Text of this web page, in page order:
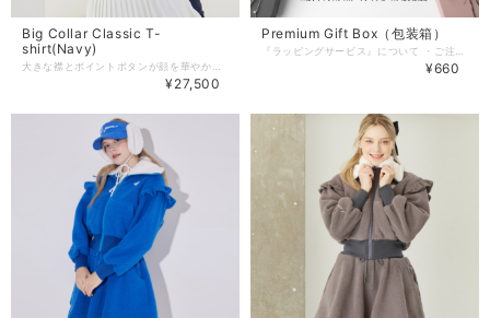
Big Collar Classic T-
shirt(Navy)
¥27,500
Premium Gift Box（包装箱）
¥660